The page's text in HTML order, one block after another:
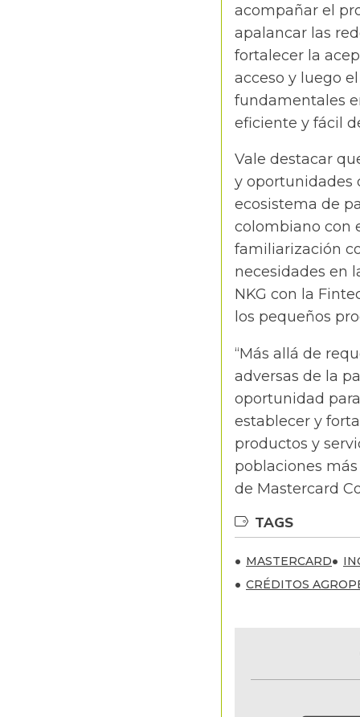
acompañar el
apalancar las
fortalecer la
acceso y luego
fundamentales
eficiente y fácil
Vale destacar
y oportunidades
ecosistema de
colombiano con
familiarización
necesidades en
NKG con la
los pequeños
“Más allá de
adversas de la
oportunidad
establecer y
productos y
poblaciones
de Mastercard
TAGS
MASTERCARD
CRÉDITOS